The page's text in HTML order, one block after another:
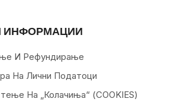
ИНФОРМАЦИИ
И Рефундирање
На Лични Податоци
На „колачиња“ (COOKIES)